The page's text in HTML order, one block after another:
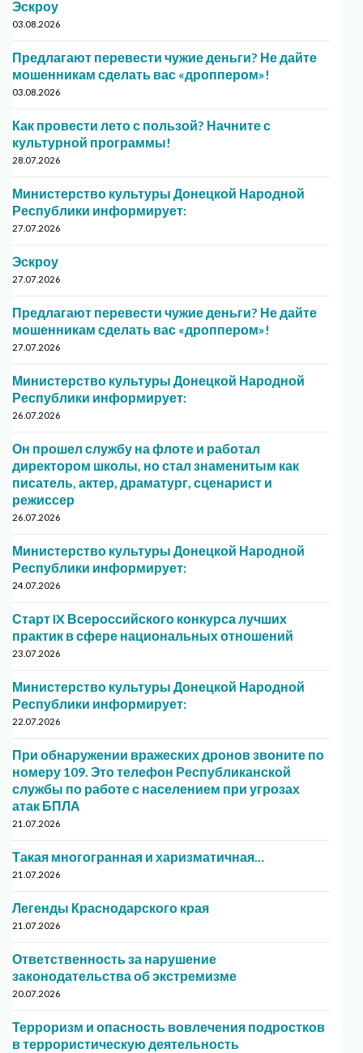
Эскроу
03.08.2026
Предлагают перевести чужие деньги? Не дайте
мошенникам сделать вас «дроппером»!
03.08.2026
Как провести лето с пользой? Начните с
культурной программы!
28.07.2026
Министерство культуры Донецкой Народной
Республики информирует:
27.07.2026
Эскроу
27.07.2026
Предлагают перевести чужие деньги? Не дайте
мошенникам сделать вас «дроппером»!
27.07.2026
Министерство культуры Донецкой Народной
Республики информирует:
26.07.2026
Он прошел службу на флоте и работал
директором школы, но стал знаменитым как
писатель, актер, драматург, сценарист и
режиссер
26.07.2026
Министерство культуры Донецкой Народной
Республики информирует:
24.07.2026
Старт IX Всероссийского конкурса лучших
практик в сфере национальных отношений
23.07.2026
Министерство культуры Донецкой Народной
Республики информирует:
22.07.2026
При обнаружении вражеских дронов звоните по
номеру 109. Это телефон Республиканской
службы по работе с населением при угрозах
атак БПЛА
21.07.2026
Такая многогранная и харизматичная…
21.07.2026
Легенды Краснодарского края
21.07.2026
Ответственность за нарушение
законодательства об экстремизме
20.07.2026
Терроризм и опасность вовлечения подростков
в террористическую деятельность